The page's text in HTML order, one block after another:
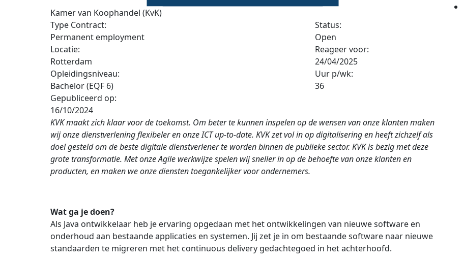
Kamer van Koophandel (KvK)
Type Contract:
Permanent employment
Locatie:
Rotterdam
Opleidingsniveau:
Bachelor (EQF 6)
Gepubliceerd op:
16/10/2024
Status:
Open
Reageer voor:
24/04/2025
Uur p/wk:
36
KVK maakt zich klaar voor de toekomst. Om beter te kunnen inspelen op de wensen van onze klanten maken
wij onze dienstverlening flexibeler en onze ICT up-to-date. KVK zet vol in op digitalisering en heeft zichzelf als
doel gesteld om de beste digitale dienstverlener te worden binnen de publieke sector. KVK is bezig met deze
grote transformatie. Met onze Agile werkwijze spelen wij sneller in op de behoefte van onze klanten en
producten, en maken we onze diensten toegankelijker voor ondernemers.
Wat ga je doen?
Als Java ontwikkelaar heb je ervaring opgedaan met het ontwikkelingen van nieuwe software en
onderhoud aan bestaande applicaties en systemen. Jij zet je in om bestaande software naar nieuwe
standaarden te migreren met het continuous delivery gedachtegoed in het achterhoofd.